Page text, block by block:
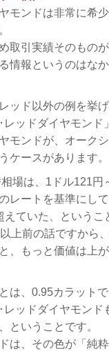
モンドは非常に希
取引実績そのもの
情報というのはな
ッド以外の例を挙
レッドダイヤモンド
モンドが、オーク
ケースがあります。
場は、1ドル121円
レートを基準にし
ていた、というこ
上前の話ですから
、もっと価値は上
は、0.95カラット
レッドダイヤモンド
ということです。
は、その色が「純